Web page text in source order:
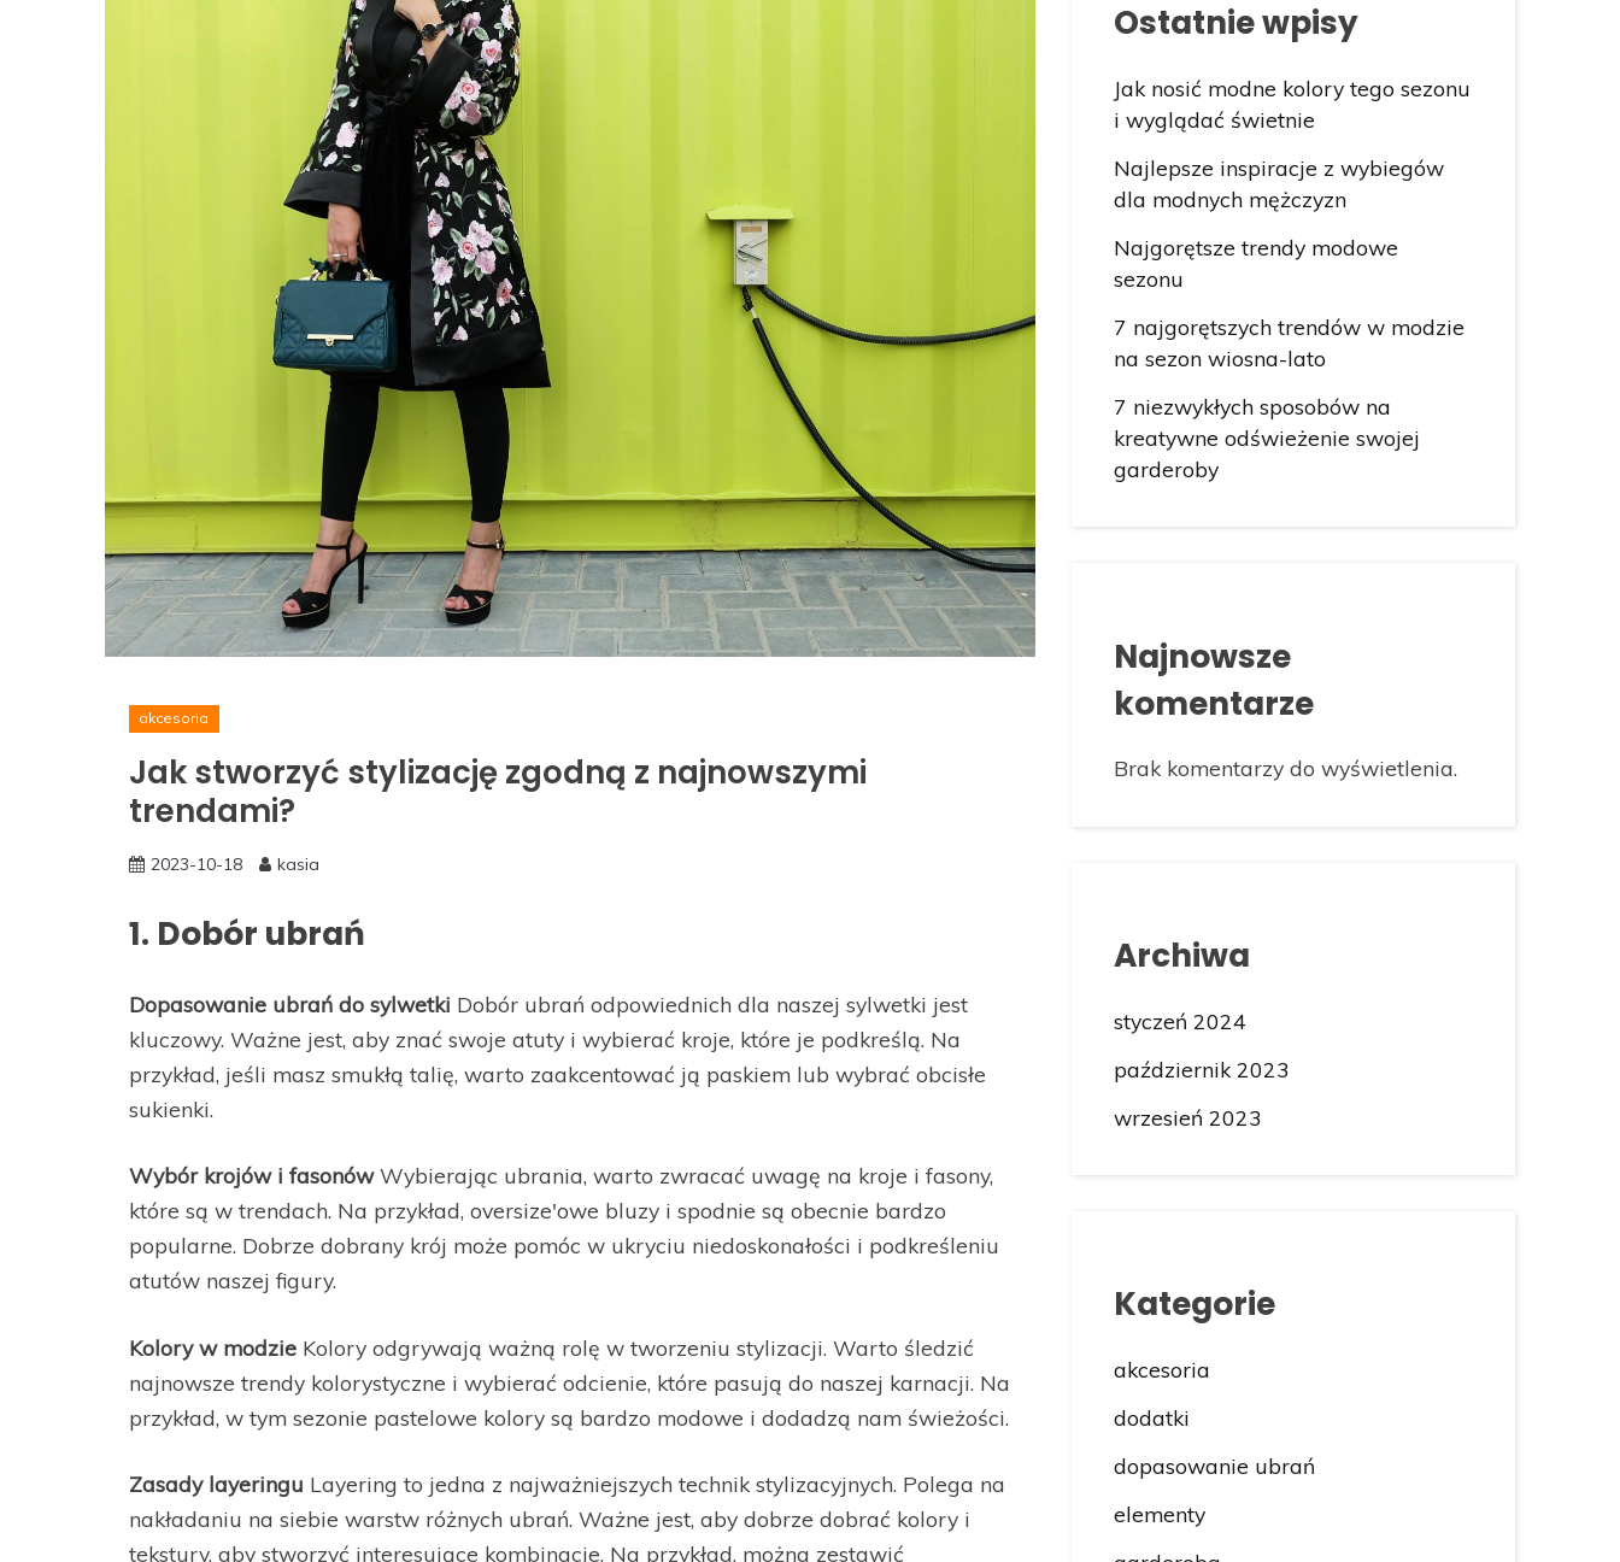
akcesoria
Jak stworzyć stylizację zgodną z najnowszymi
trendami?
2023-10-18 kasia
1. Dobór ubrań
Dopasowanie ubrań do sylwetki Dobór ubrań odpowiednich dla naszej sylwetki jest
kluczowy. Ważne jest, aby znać swoje atuty i wybierać kroje, które je podkreślą. Na
przykład, jeśli masz smukłą talię, warto zaakcentować ją paskiem lub wybrać obcisłe
sukienki.
Wybór krojów i fasonówWybierając ubrania, warto zwracać uwagę na kroje i fasony,
które są w trendach. Na przykład, oversize'owe bluzy i spodnie są obecnie bardzo
popularne. Dobrze dobrany krój może pomóc w ukryciu niedoskonałości i podkreśleniu
atutów naszej figury.
Kolory w modzie Kolory odgrywają ważną rolę w tworzeniu stylizacji. Warto śledzić
najnowsze trendy kolorystyczne i wybierać odcienie, które pasują do naszej karnacji. Na
przykład, w tym sezonie pastelowe kolory są bardzo modowe i dodadzą nam świeżości.
Zasady layeringu Layering to jedna z najważniejszych technik stylizacyjnych. Polega na
nakładaniu na siebie warstw różnych ubrań. Ważne jest, aby dobrze dobrać kolory i
tekstury, aby stworzyć interesujące kombinacje. Na przykład, można zestawić
Ostatnie wpisy
Jak nosić modne kolory tego sezonu
i wyglądać świetnie
Najlepsze inspiracje z wybiegów
dla modnych mężczyzn
Najgorętsze trendy modowe
sezonu
7 najgorętszych trendów w modzie
na sezon wiosna-lato
7 niezwykłych sposobów na
kreatywne odświeżenie swojej
garderoby
Najnowsze
komentarze
Brak komentarzy do wyświetlenia.
Archiwa
styczeń 2024
październik 2023
wrzesień 2023
Kategorie
akcesoria
dodatki
dopasowanie ubrań
elementy